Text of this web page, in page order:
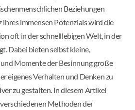
Beziehungen
immensen Potenzials wird die
oft in der schnelllebigen Welt, in der
Dabei bieten selbst kleine,
Momente der Besinnung große
eigenes Verhalten und Denken zu
zu gestalten. In diesem Artikel
Methoden der